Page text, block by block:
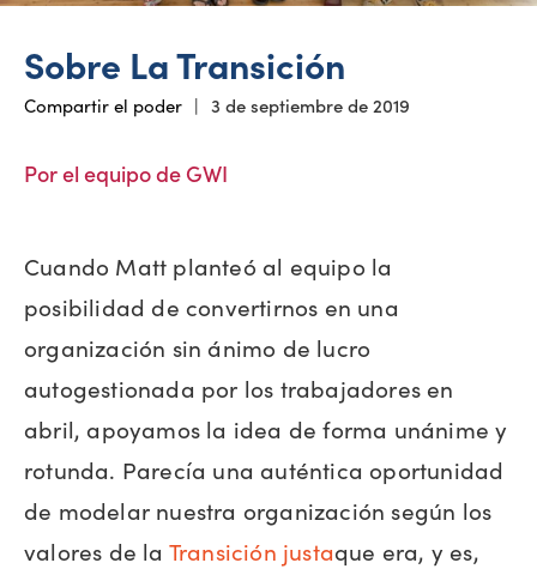
Sobre La Transición
Compartir el poder | 3 de septiembre de 2019
Por el equipo de GWI
Cuando Matt planteó al equipo la
posibilidad de convertirnos en una
organización sin ánimo de lucro
autogestionada por los trabajadores en
abril, apoyamos la idea de forma unánime y
rotunda. Parecía una auténtica oportunidad
de modelar nuestra organización según los
valores de la Transición justaque era, y es,